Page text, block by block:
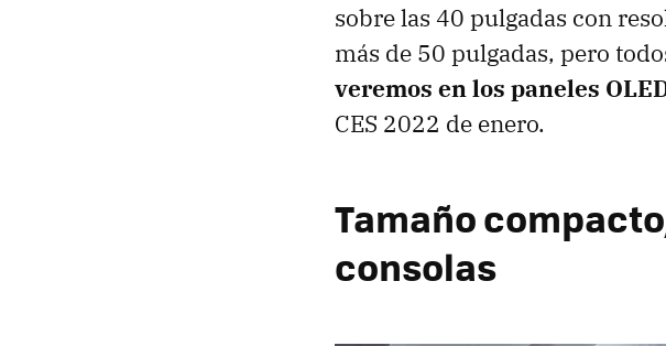
sobre las 40 pulgadas con
más de 50 pulgadas, pero
veremos en los paneles
CES 2022 de enero.
Tamaño
consolas